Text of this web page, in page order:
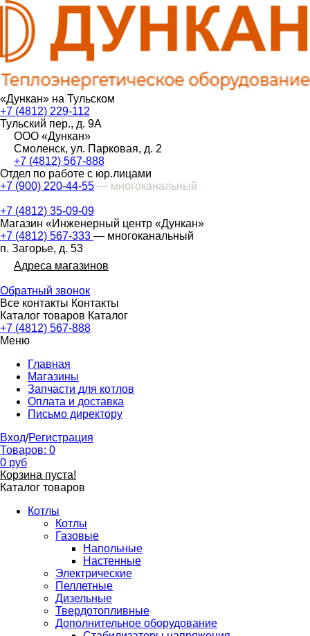
«Дункан» на Тульском
+7 (4812) 229-112
Тульский пер., д. 9А
ООО «Дункан»
Смоленск, ул. Парковая, д. 2
+7 (4812) 567-888
Отдел по работе с юр.лицами
+7 (900) 220-44-55 — многоканальный
+7 (4812) 35-09-09
Магазин «Инженерный центр «Дункан»
+7 (4812) 567-333 — многоканальный
п. Загорье, д. 53
Адреса магазинов
Обратный звонок
Все контакты Контакты
Каталог товаров Каталог
+7 (4812) 567-888
Меню
Главная
Магазины
Запчасти для котлов
Оплата и доставка
Письмо директору
Вход/Регистрация
Товаров: 0
0 руб
Корзина пуста!
Каталог товаров
Котлы
Котлы
Газовые
Напольные
Настенные
Электрические
Пеллетные
Дизельные
Твердотопливные
Дополнительное оборудование